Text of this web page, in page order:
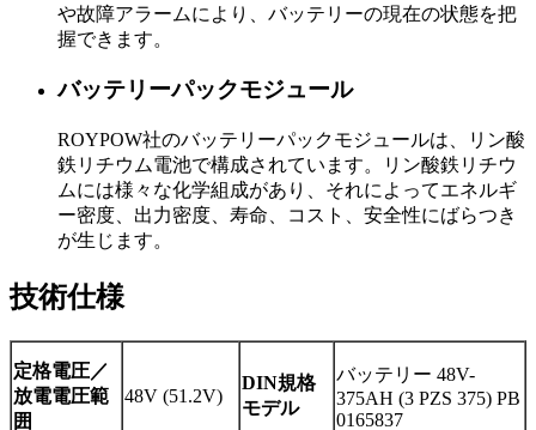
や故障アラームにより、バッテリーの現在の状態を把
握できます。
バッテリーパックモジュール
ROYPOW社のバッテリーパックモジュールは、リン酸
鉄リチウム電池で構成されています。リン酸鉄リチウ
ムには様々な化学組成があり、それによってエネルギ
ー密度、出力密度、寿命、コスト、安​​全性にばらつき
が生じます。
技術仕様
定格電圧／
放電電圧範
囲
48V (51.2V)
DIN規格
モデル
バッテリー 48V-
375AH (3 PZS 375) PB
0165837